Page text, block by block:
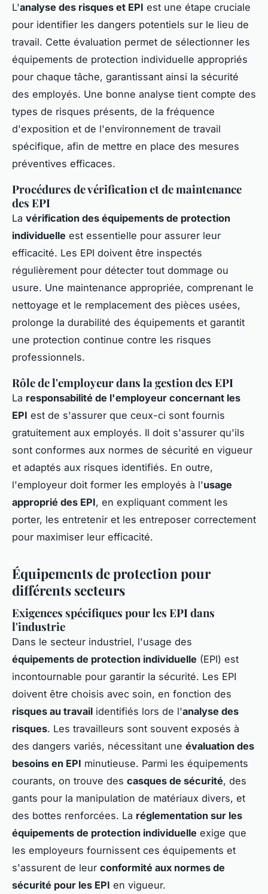
L'analyse des risques et EPI est une étape cruciale
pour identifier les dangers potentiels sur le lieu de
travail. Cette évaluation permet de sélectionner les
équipements de protection individuelle appropriés
pour chaque tâche, garantissant ainsi la sécurité
des employés. Une bonne analyse tient compte des
types de risques présents, de la fréquence
d'exposition et de l'environnement de travail
spécifique, afin de mettre en place des mesures
préventives efficaces.
Procédures de vérification et de maintenance
des EPI
La vérification des équipements de protection
individuelle est essentielle pour assurer leur
efficacité. Les EPI doivent être inspectés
régulièrement pour détecter tout dommage ou
usure. Une maintenance appropriée, comprenant le
nettoyage et le remplacement des pièces usées,
prolonge la durabilité des équipements et garantit
une protection continue contre les risques
professionnels.
Rôle de l'employeur dans la gestion des EPI
La responsabilité de l'employeur concernant les
EPI est de s'assurer que ceux-ci sont fournis
gratuitement aux employés. Il doit s'assurer qu'ils
sont conformes aux normes de sécurité en vigueur
et adaptés aux risques identifiés. En outre,
l'employeur doit former les employés à l'usage
approprié des EPI, en expliquant comment les
porter, les entretenir et les entreposer correctement
pour maximiser leur efficacité.
Équipements de protection pour
différents secteurs
Exigences spécifiques pour les EPI dans
l'industrie
Dans le secteur industriel, l'usage des
équipements de protection individuelle (EPI) est
incontournable pour garantir la sécurité. Les EPI
doivent être choisis avec soin, en fonction des
risques au travail identifiés lors de l'analyse des
risques. Les travailleurs sont souvent exposés à
des dangers variés, nécessitant une évaluation des
besoins en EPI minutieuse. Parmi les équipements
courants, on trouve des casques de sécurité, des
gants pour la manipulation de matériaux divers, et
des bottes renforcées. La réglementation sur les
équipements de protection individuelle exige que
les employeurs fournissent ces équipements et
s'assurent de leur conformité aux normes de
sécurité pour les EPI en vigueur.